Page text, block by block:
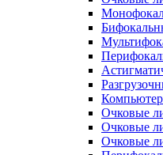
Очковые
Очковые
Очковые